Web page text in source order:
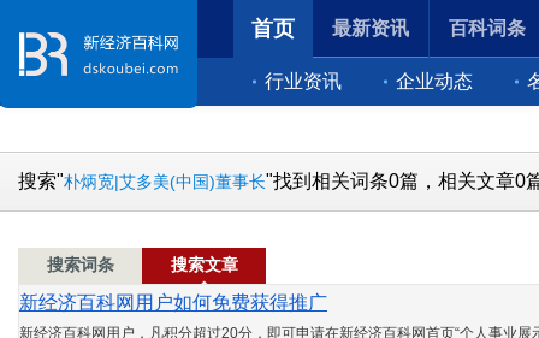
首页
行业资讯 企业动态
最新资讯 百科词条
搜索"朴炳宽|艾多美(中国)董事长"找到相关词条0篇，相关文章0
搜索词条 搜索文章
新经济百科网用户如何免费获得推广
新经济百科网用户，凡积分超过20分，即可申请在新经济百科网首页“个人事业